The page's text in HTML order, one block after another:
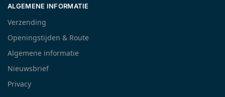
ALGEMENE INFORMATIE
Verzending
Openingstijden & Route
Algemene informatie
Nieuwsbrief
Privacy